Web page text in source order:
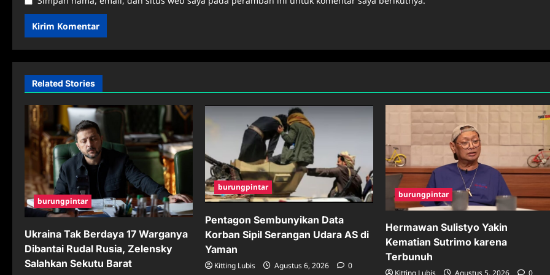
Related Stories
burungpintar
Ukraina Tak Berdaya 17 Warganya
Dibantai Rudal Rusia, Zelensky
Salahkan Sekutu Barat
burungpintar
Pentagon Sembunyikan Data
Korban Sipil Serangan Udara AS di
Yaman
Kitting Lubis Agustus 6, 2026 0
burungpintar
Hermawan Sulistyo Yakin
Kematian Sutrimo karena
Terbunuh